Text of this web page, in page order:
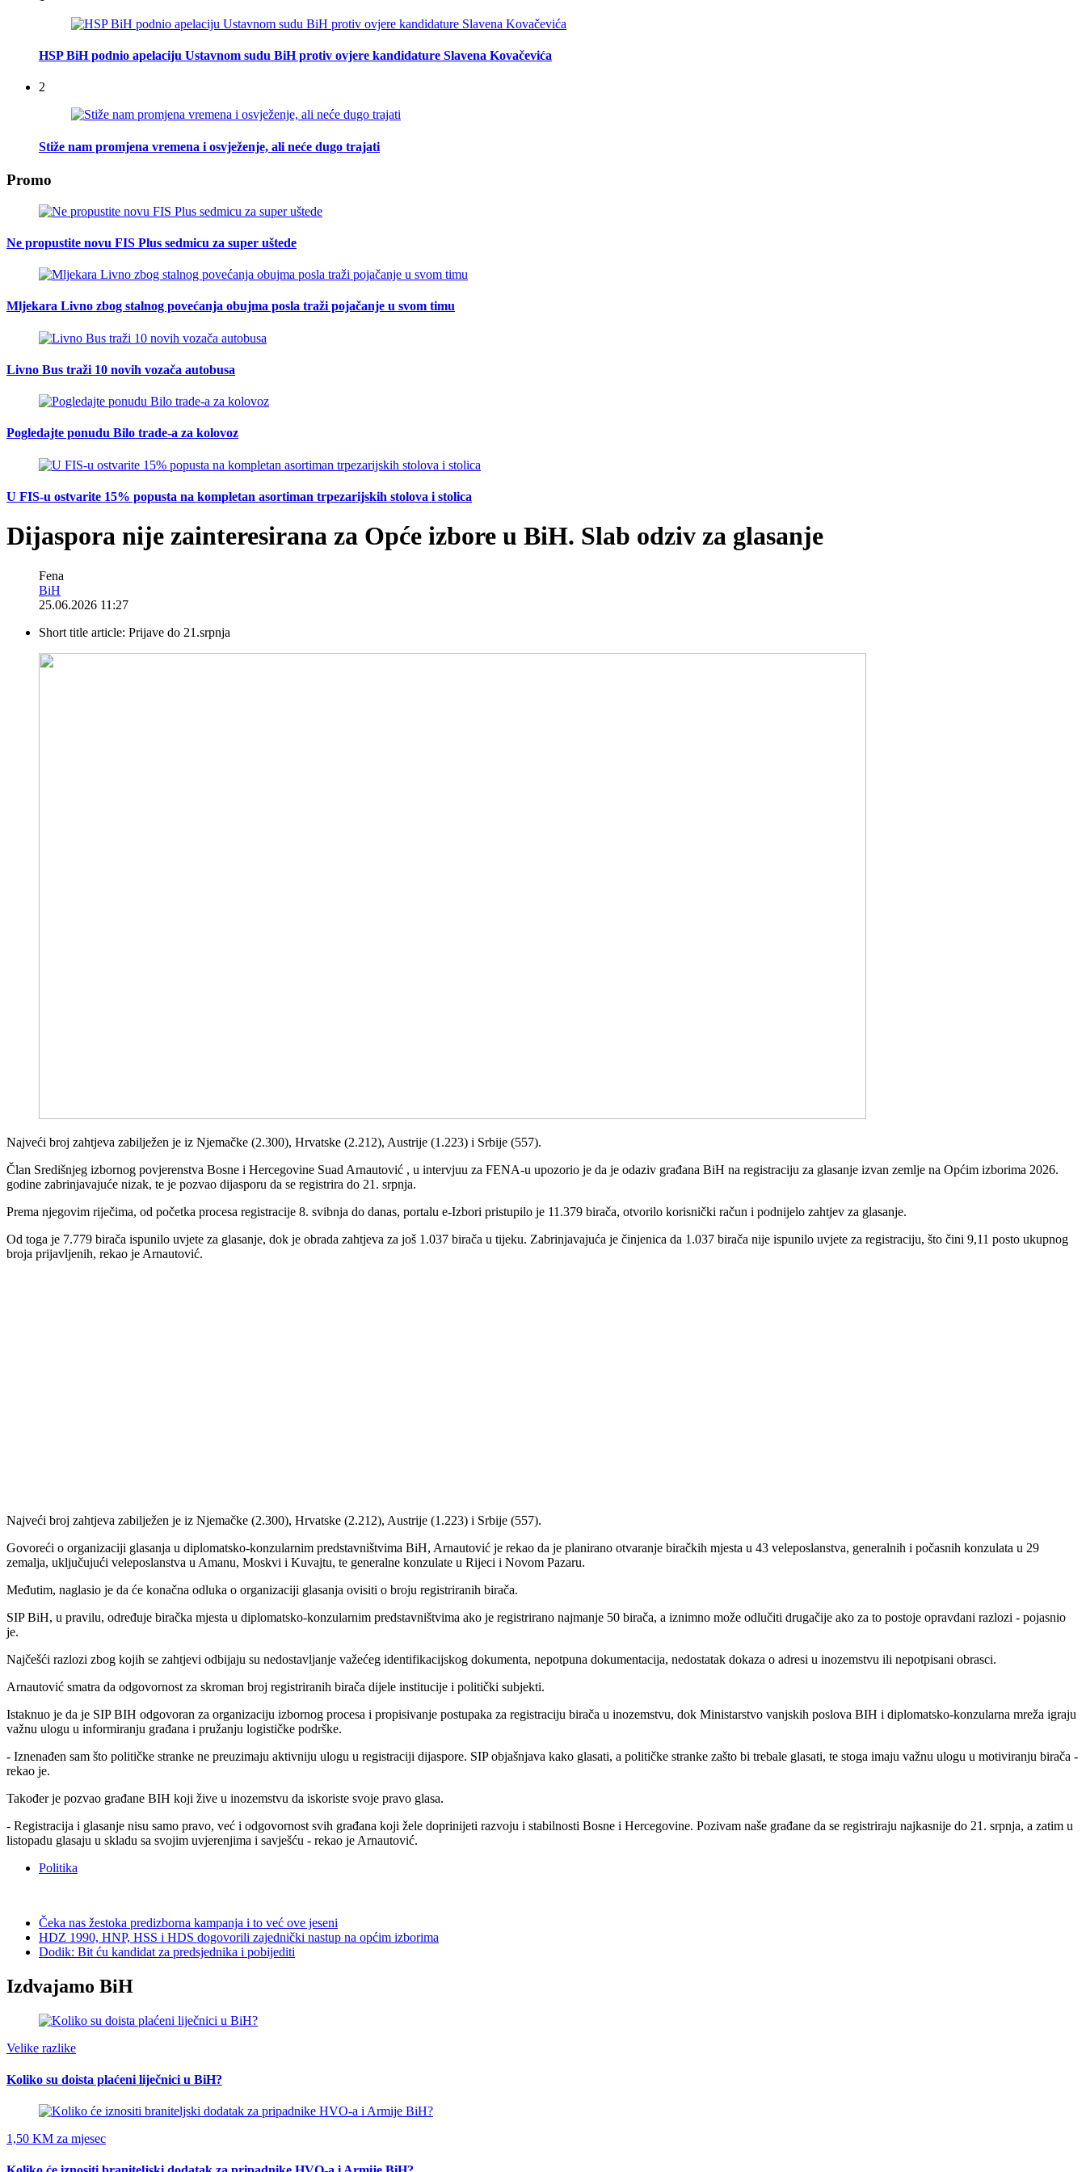
HSP BiH podnio apelaciju Ustavnom sudu BiH protiv ovjere kandidature Slavena Kovačevića
2
Stiže nam promjena vremena i osvježenje, ali neće dugo trajati
Promo
Ne propustite novu FIS Plus sedmicu za super uštede
Mljekara Livno zbog stalnog povećanja obujma posla traži pojačanje u svom timu
Livno Bus traži 10 novih vozača autobusa
Pogledajte ponudu Bilo trade-a za kolovoz
U FIS-u ostvarite 15% popusta na kompletan asortiman trpezarijskih stolova i stolica
Dijaspora nije zainteresirana za Opće izbore u BiH. Slab odziv za glasanje
Fena
BiH
25.06.2026 11:27
Short title article: Prijave do 21.srpnja
Najveći broj zahtjeva zabilježen je iz Njemačke (2.300), Hrvatske (2.212), Austrije (1.223) i Srbije (557).
Član Središnjeg izbornog povjerenstva Bosne i Hercegovine Suad Arnautović , u intervjuu za FENA-u upozorio je da je odaziv građana BiH na registraciju za glasanje izvan zemlje na Općim izborima 2026.
godine zabrinjavajuće nizak, te je pozvao dijasporu da se registrira do 21. srpnja.
Prema njegovim riječima, od početka procesa registracije 8. svibnja do danas, portalu e-Izbori pristupilo je 11.379 birača, otvorilo korisnički račun i podnijelo zahtjev za glasanje.
Od toga je 7.779 birača ispunilo uvjete za glasanje, dok je obrada zahtjeva za još 1.037 birača u tijeku. Zabrinjavajuća je činjenica da 1.037 birača nije ispunilo uvjete za registraciju, što čini 9,11 posto ukupnog
broja prijavljenih, rekao je Arnautović.
Najveći broj zahtjeva zabilježen je iz Njemačke (2.300), Hrvatske (2.212), Austrije (1.223) i Srbije (557).
Govoreći o organizaciji glasanja u diplomatsko-konzularnim predstavništvima BiH, Arnautović je rekao da je planirano otvaranje biračkih mjesta u 43 veleposlanstva, generalnih i počasnih konzulata u 29
zemalja, uključujući veleposlanstva u Amanu, Moskvi i Kuvajtu, te generalne konzulate u Rijeci i Novom Pazaru.
Međutim, naglasio je da će konačna odluka o organizaciji glasanja ovisiti o broju registriranih birača.
SIP BiH, u pravilu, određuje biračka mjesta u diplomatsko-konzularnim predstavništvima ako je registrirano najmanje 50 birača, a iznimno može odlučiti drugačije ako za to postoje opravdani razlozi - pojasnio
je.
Najčešći razlozi zbog kojih se zahtjevi odbijaju su nedostavljanje važećeg identifikacijskog dokumenta, nepotpuna dokumentacija, nedostatak dokaza o adresi u inozemstvu ili nepotpisani obrasci.
Arnautović smatra da odgovornost za skroman broj registriranih birača dijele institucije i politički subjekti.
Istaknuo je da je SIP BIH odgovoran za organizaciju izbornog procesa i propisivanje postupaka za registraciju birača u inozemstvu, dok Ministarstvo vanjskih poslova BIH i diplomatsko-konzularna mreža igraju
važnu ulogu u informiranju građana i pružanju logističke podrške.
- Iznenađen sam što političke stranke ne preuzimaju aktivniju ulogu u registraciji dijaspore. SIP objašnjava kako glasati, a političke stranke zašto bi trebale glasati, te stoga imaju važnu ulogu u motiviranju birača -
rekao je.
Također je pozvao građane BIH koji žive u inozemstvu da iskoriste svoje pravo glasa.
- Registracija i glasanje nisu samo pravo, već i odgovornost svih građana koji žele doprinijeti razvoju i stabilnosti Bosne i Hercegovine. Pozivam naše građane da se registriraju najkasnije do 21. srpnja, a zatim u
listopadu glasaju u skladu sa svojim uvjerenjima i savješću - rekao je Arnautović.
Politika
Čeka nas žestoka predizborna kampanja i to već ove jeseni
HDZ 1990, HNP, HSS i HDS dogovorili zajednički nastup na općim izborima
Dodik: Bit ću kandidat za predsjednika i pobijediti
Izdvajamo BiH
Velike razlike
Koliko su doista plaćeni liječnici u BiH?
1,50 KM za mjesec